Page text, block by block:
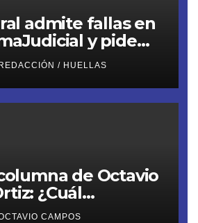
admite fallas en
y pide
hasta 2028
/ HUELLAS
de Octavio
¿Cuál
CAMPOS